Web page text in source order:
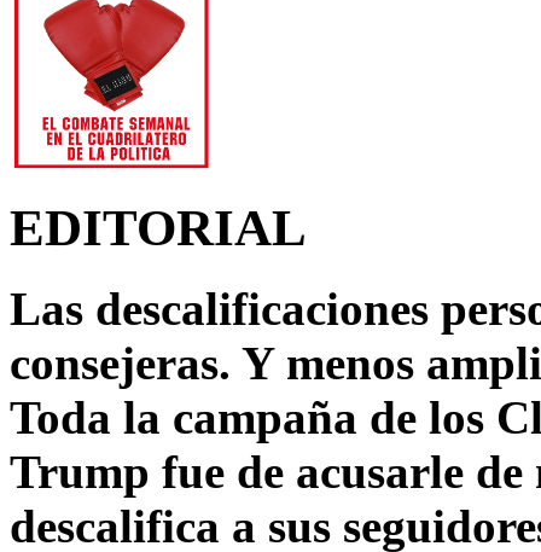
EDITORIAL
Las descalificaciones
consejeras. Y menos
Toda la campaña de los
Trump fue de acusarle
descalifica a sus